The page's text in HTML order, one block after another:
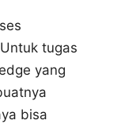
tugas
yang
bisa